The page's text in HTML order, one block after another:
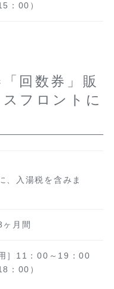
：00）
回数券」販
フロントに
、入湯税を含みま
月間
］11：00～19：00
：00）